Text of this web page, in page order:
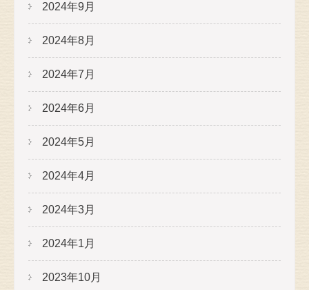
2024年9月
2024年8月
2024年7月
2024年6月
2024年5月
2024年4月
2024年3月
2024年1月
2023年10月